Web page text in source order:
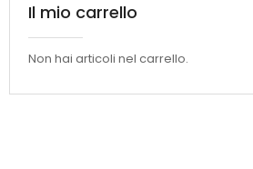
Il mio carrello
Non hai articoli nel carrello.